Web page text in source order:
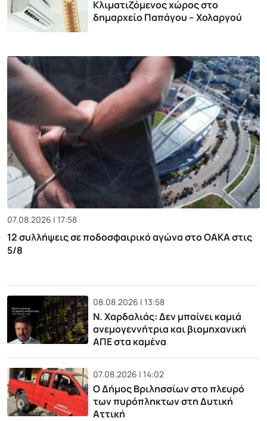
Κλιματιζόμενος χώρος στο
δημαρχείο Παπάγου – Χολαργού
07.08.2026 | 17:58
12 συλλήψεις σε ποδοσφαιρικό αγώνα στο ΟΑΚΑ στις
5/8
08.08.2026 | 13:58
Ν. Χαρδαλιάς: Δεν μπαίνει καμιά
ανεμογεννήτρια και βιομηχανική
ΑΠΕ στα καμένα
07.08.2026 | 14:02
Ο Δήμος Βριλησσίων στο πλευρό
των πυρόπληκτων στη Δυτική
Αττική